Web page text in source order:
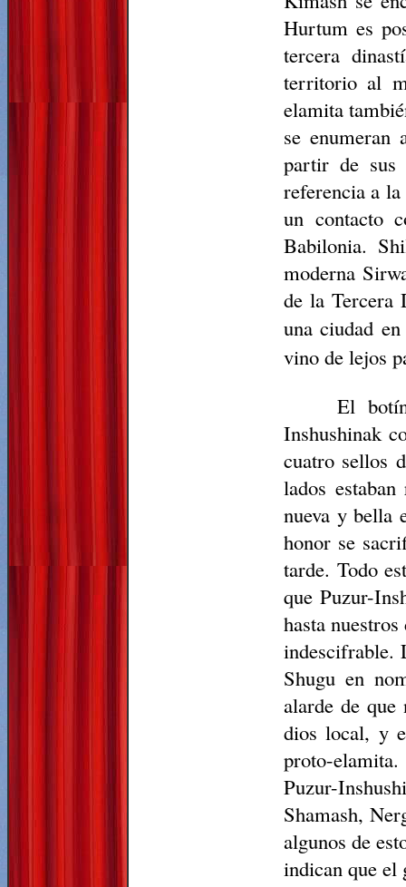
Hurtum es
tercera
territorio al
elamita
se enumeran
partir de sus
referencia a
un contacto
Babilonia.
moderna
de la Tercera
una ciudad
vino de lejos
El
Inshushinak
cuatro sellos
lados
nueva y bella
honor se
tarde. Todo
que Puzur-
hasta
indescifrable.
Shugu en
alarde de que
dios local, y
proto-
Puzur-
Shamash,
algunos de
indican que el